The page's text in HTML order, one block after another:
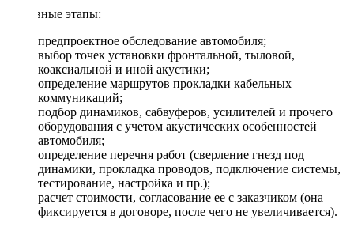
Основные этапы:
предпроектное обследование автомобиля;
выбор точек установки фронтальной, тыловой,
коаксиальной и иной акустики;
определение маршрутов прокладки кабельных
коммуникаций;
подбор динамиков, сабвуферов, усилителей и прочего
оборудования с учетом акустических особенностей
автомобиля;
определение перечня работ (сверление гнезд под
динамики, прокладка проводов, подключение системы,
тестирование, настройка и пр.);
расчет стоимости, согласование ее с заказчиком (она
фиксируется в договоре, после чего не увеличивается).